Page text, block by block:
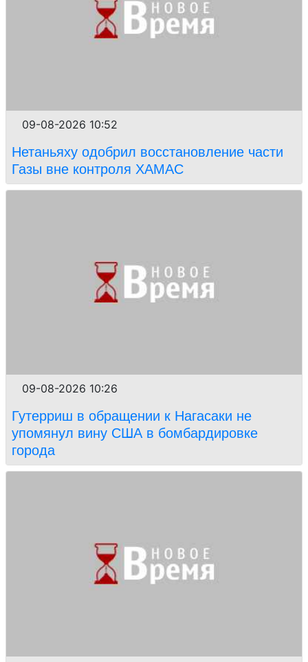
09-08-2026 10:52
Нетаньяху одобрил восстановление части
Газы вне контроля ХАМАС
09-08-2026 10:26
Гутерриш в обращении к Нагасаки не
упомянул вину США в бомбардировке
города